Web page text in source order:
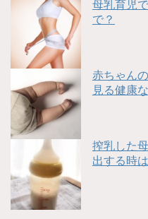
母乳育児
で？
赤ちゃん
見る健康
搾乳した
出する時